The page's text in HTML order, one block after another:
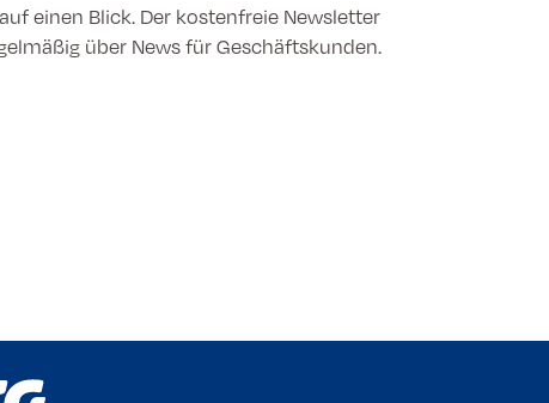
einen Blick. Der kostenfreie Newsletter
über News für Geschäftskunden.